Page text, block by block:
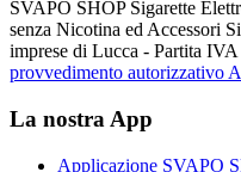
SVAPO SHOP Sigarette
senza Nicotina ed Accessori
imprese di Lucca - Partita
provvedimento autorizzativo
La nostra App
Applicazione SVAPO